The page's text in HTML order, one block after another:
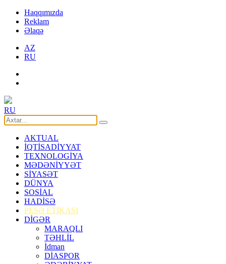
Haqqımızda
Reklam
Əlaqə
AZ
RU
RU
AKTUAL
İQTİSADİYYAT
TEXNOLOGİYA
MƏDƏNİYYƏT
SİYASƏT
DÜNYA
SOSİAL
HADİSƏ
PEŞƏ ETİKASI
DİGƏR
MARAQLI
TƏHLİL
İdman
DİASPOR